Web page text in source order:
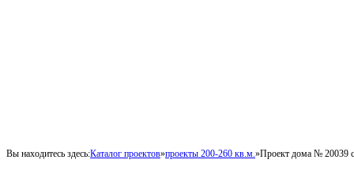
Вы находитесь здесь:Каталог проектов»проекты 200-260 кв.м. »Проект дома № 20039